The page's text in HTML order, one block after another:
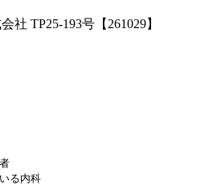
TP25-193号【261029】
る内科